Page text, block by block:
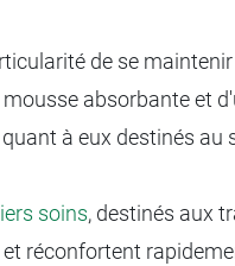
de se
absorbante et
à eux destinés au
soins, destinés aux
réconfortent